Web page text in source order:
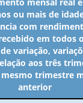
ou mais de
com
em todos
variação,
aos três
trimestre
anterior